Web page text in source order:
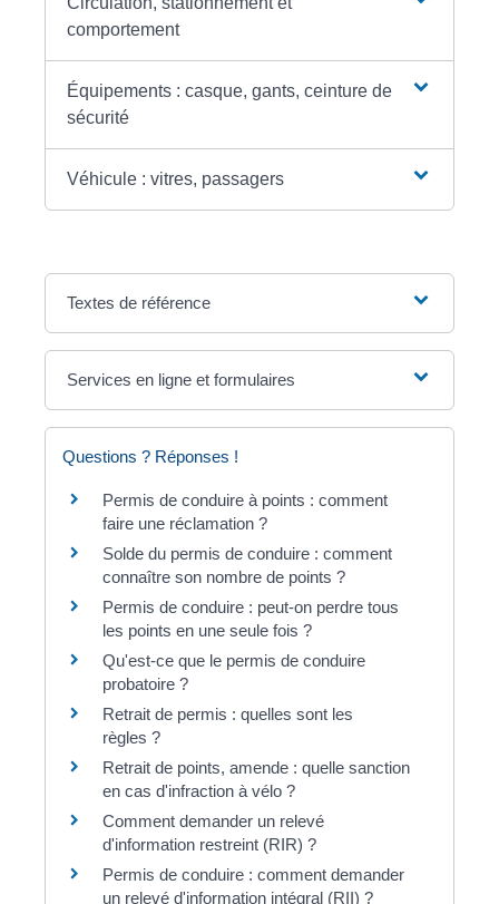
comportement
Équipements : casque, gants, ceinture de
sécurité
Véhicule : vitres, passagers
Textes de référence
Services en ligne et formulaires
Questions ? Réponses !
Permis de conduire à points : comment
faire une réclamation ?
Solde du permis de conduire : comment
connaître son nombre de points ?
Permis de conduire : peut-on perdre tous
les points en une seule fois ?
Qu'est-ce que le permis de conduire
probatoire ?
Retrait de permis : quelles sont les
règles ?
Retrait de points, amende : quelle sanction
en cas d'infraction à vélo ?
Comment demander un relevé
d'information restreint (RIR) ?
Permis de conduire : comment demander
un relevé d'information intégral (RII) ?